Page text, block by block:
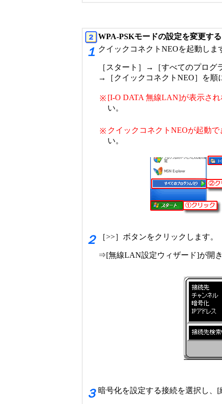
WPA-PSKモードの設定を変更する
１ クイックコネクトNEOを起動しま
［スタート］→［すべてのプロ
→［クイックコネクトNEO］を順
※ [I-O DATA 無線LAN]が表示さ
い。
※ クイックコネクトNEOが起動
い。
２ ［>>］ボタンをクリックします。
⇒[無線LAN設定ウィザード]が開
３ 暗号化を設定する接続を選択し、